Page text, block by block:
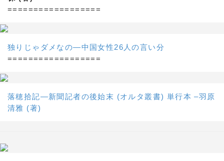
==================
独りじゃダメなの―中国女性26人の言い分
==================
落穂拾記―新聞記者の後始末 (オルタ叢書) 単行本 –羽原
清雅 (著)